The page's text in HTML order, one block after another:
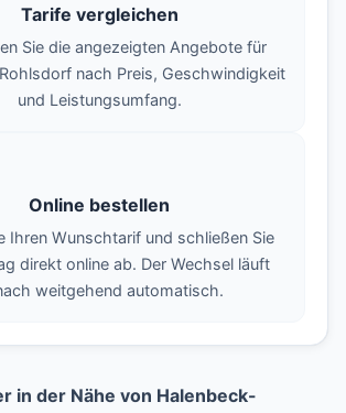
Tarife vergleichen
Sie die angezeigten Angebote für
nach Preis, Geschwindigkeit
und Leistungsumfang.
Online bestellen
Ihren Wunschtarif und schließen Sie
direkt online ab. Der Wechsel läuft
weitgehend automatisch.
in der Nähe von Halenbeck-